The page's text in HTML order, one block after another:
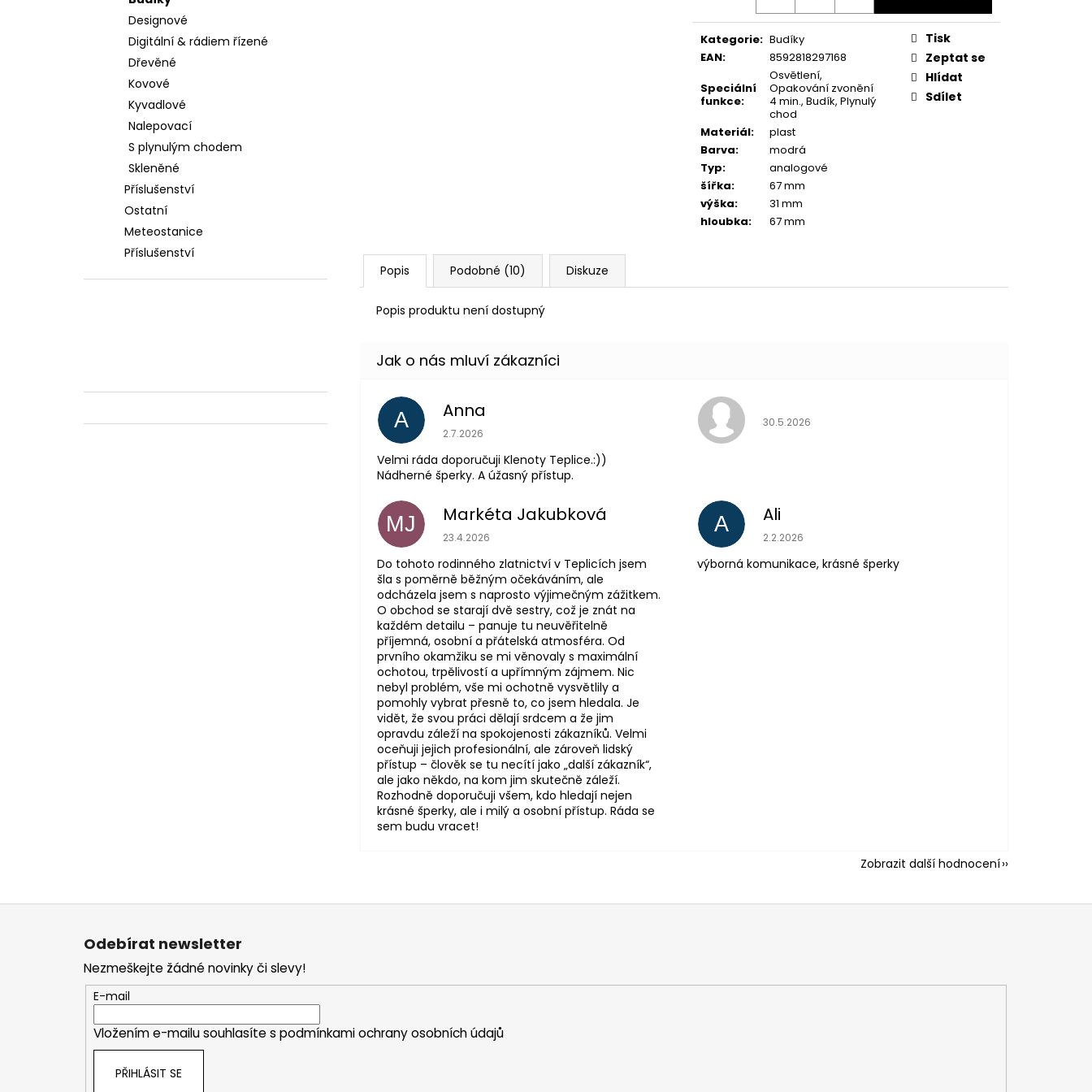
Designové
Digitální & rádiem řízené
Dřevěné
Kovové
Kyvadlové
Nalepovací
S plynulým chodem
Skleněné
Příslušenství
Ostatní
Meteostanice
Příslušenství
Kategorie: Budíky
EAN:
8592818297168
Speciální
funkce:
Osvětlení,
Opakování zvonění
4 min., Budík, Plynulý
chod
Materiál:
plast
Barva:
modrá
Typ:
analogové
šířka:
67 mm
výška:
31 mm
hloubka: 67 mm
Tisk
Zeptat se
Hlídat
Sdílet
Popis Podobné (10) Diskuze
Popis produktu není dostupný
A Anna
Hodnocení obchodu je 5 z 5 hvězdiček.
2.7.2026
Velmi ráda doporučuji Klenoty Teplice.:))
Nádherné šperky. A úžasný přístup.
Hodnocení obchodu je 5 z 5 hvězdiček.
30.5.2026
MJ Markéta Jakubková
Hodnocení obchodu je 5 z 5 hvězdiček.
23.4.2026
Do tohoto rodinného zlatnictví v Teplicích jsem
šla s poměrně běžným očekáváním, ale
odcházela jsem s naprosto výjimečným zážitkem.
O obchod se starají dvě sestry, což je znát na
každém detailu – panuje tu neuvěřitelně
příjemná, osobní a přátelská atmosféra. Od
prvního okamžiku se mi věnovaly s maximální
ochotou, trpělivostí a upřímným zájmem. Nic
nebyl problém, vše mi ochotně vysvětlily a
pomohly vybrat přesně to, co jsem hledala. Je
vidět, že svou práci dělají srdcem a že jim
opravdu záleží na spokojenosti zákazníků. Velmi
oceňuji jejich profesionální, ale zároveň lidský
přístup – člověk se tu necítí jako „další zákazník“,
ale jako někdo, na kom jim skutečně záleží.
Rozhodně doporučuji všem, kdo hledají nejen
krásné šperky, ale i milý a osobní přístup. Ráda se
sem budu vracet!
A Ali
Hodnocení obchodu je 5 z 5 hvězdiček.
2.2.2026
výborná komunikace, krásné šperky
Zobrazit další hodnocení
Z
Odebírat newsletter
Nezmeškejte žádné novinky či slevy!
E-mail
Vložením e-mailu souhlasíte s podmínkami ochrany osobních údajů
PŘIHLÁSIT SE